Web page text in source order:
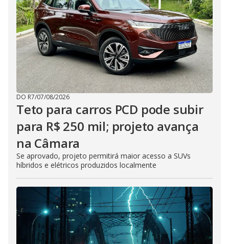
DO R7/07/08/2026
Teto para carros PCD pode subir
para R$ 250 mil; projeto avança
na Câmara
Se aprovado, projeto permitirá maior acesso a SUVs
híbridos e elétricos produzidos localmente